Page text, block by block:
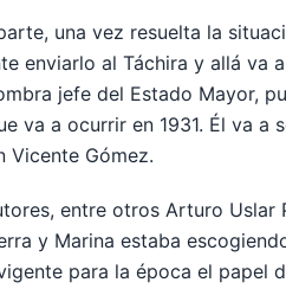
una vez resuelta la
enviarlo al Táchira y allá va
jefe del Estado Mayor,
va a ocurrir en 1931. Él va
Vicente Gómez.
entre otros Arturo
y Marina estaba
para la época el papel